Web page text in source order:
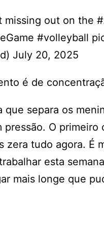
missing out on
#volleyball
July 20, 2025
é de
separa os
O
zera tudo agora. É
esta
mais longe que